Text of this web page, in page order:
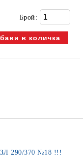
Брой:
Плик с мехури СМЗЛ 290/370 №18 !!!